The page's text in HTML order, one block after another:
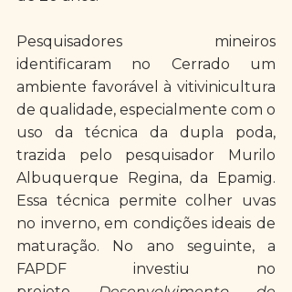
Pesquisadores mineiros
identificaram no Cerrado um
ambiente favorável à vitivinicultura
de qualidade, especialmente com o
uso da técnica da dupla poda,
trazida pelo pesquisador Murilo
Albuquerque Regina, da Epamig.
Essa técnica permite colher uvas
no inverno, em condições ideais de
maturação. No ano seguinte, a
FAPDF investiu no